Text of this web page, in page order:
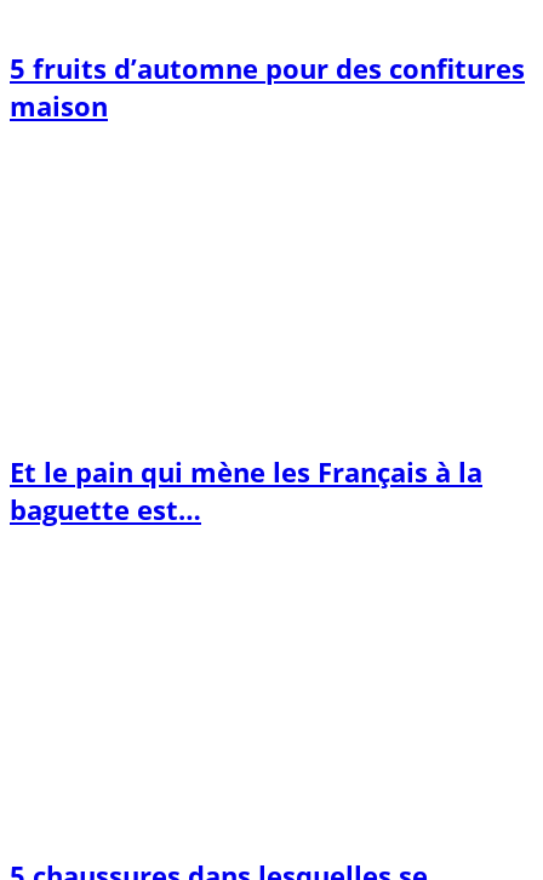
5 fruits d’automne pour des confitures
maison
Et le pain qui mène les Français à la
baguette est…